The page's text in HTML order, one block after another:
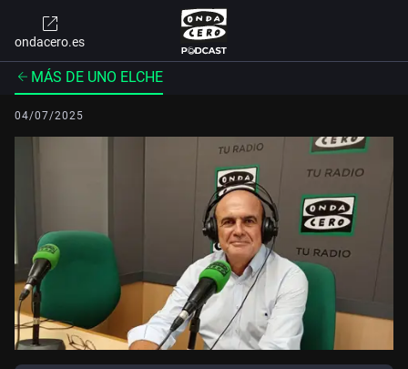
ondacero.es
MÁS DE UNO ELCHE
04/07/2025